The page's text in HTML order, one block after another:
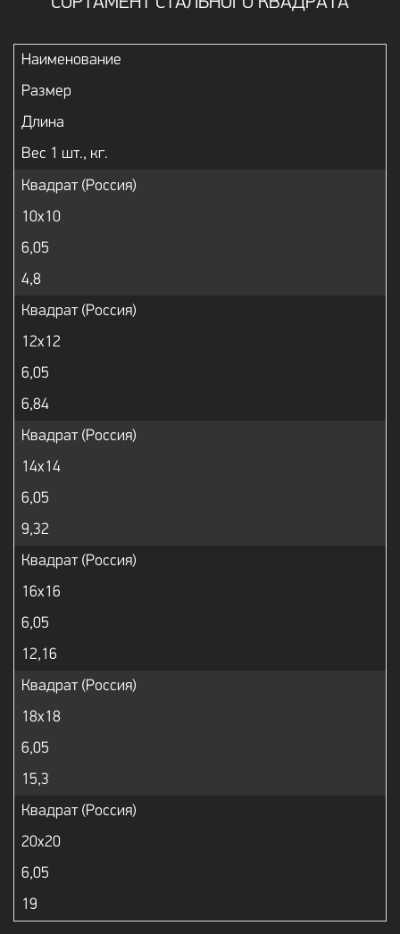
Наименование
Размер
Длина
Вес 1 шт., кг.
Квадрат (Россия)
10х10
6,05
4,8
Квадрат (Россия)
12х12
6,05
6,84
Квадрат (Россия)
14х14
6,05
9,32
Квадрат (Россия)
16х16
6,05
12,16
Квадрат (Россия)
18x18
6,05
15,3
Квадрат (Россия)
20х20
6,05
19